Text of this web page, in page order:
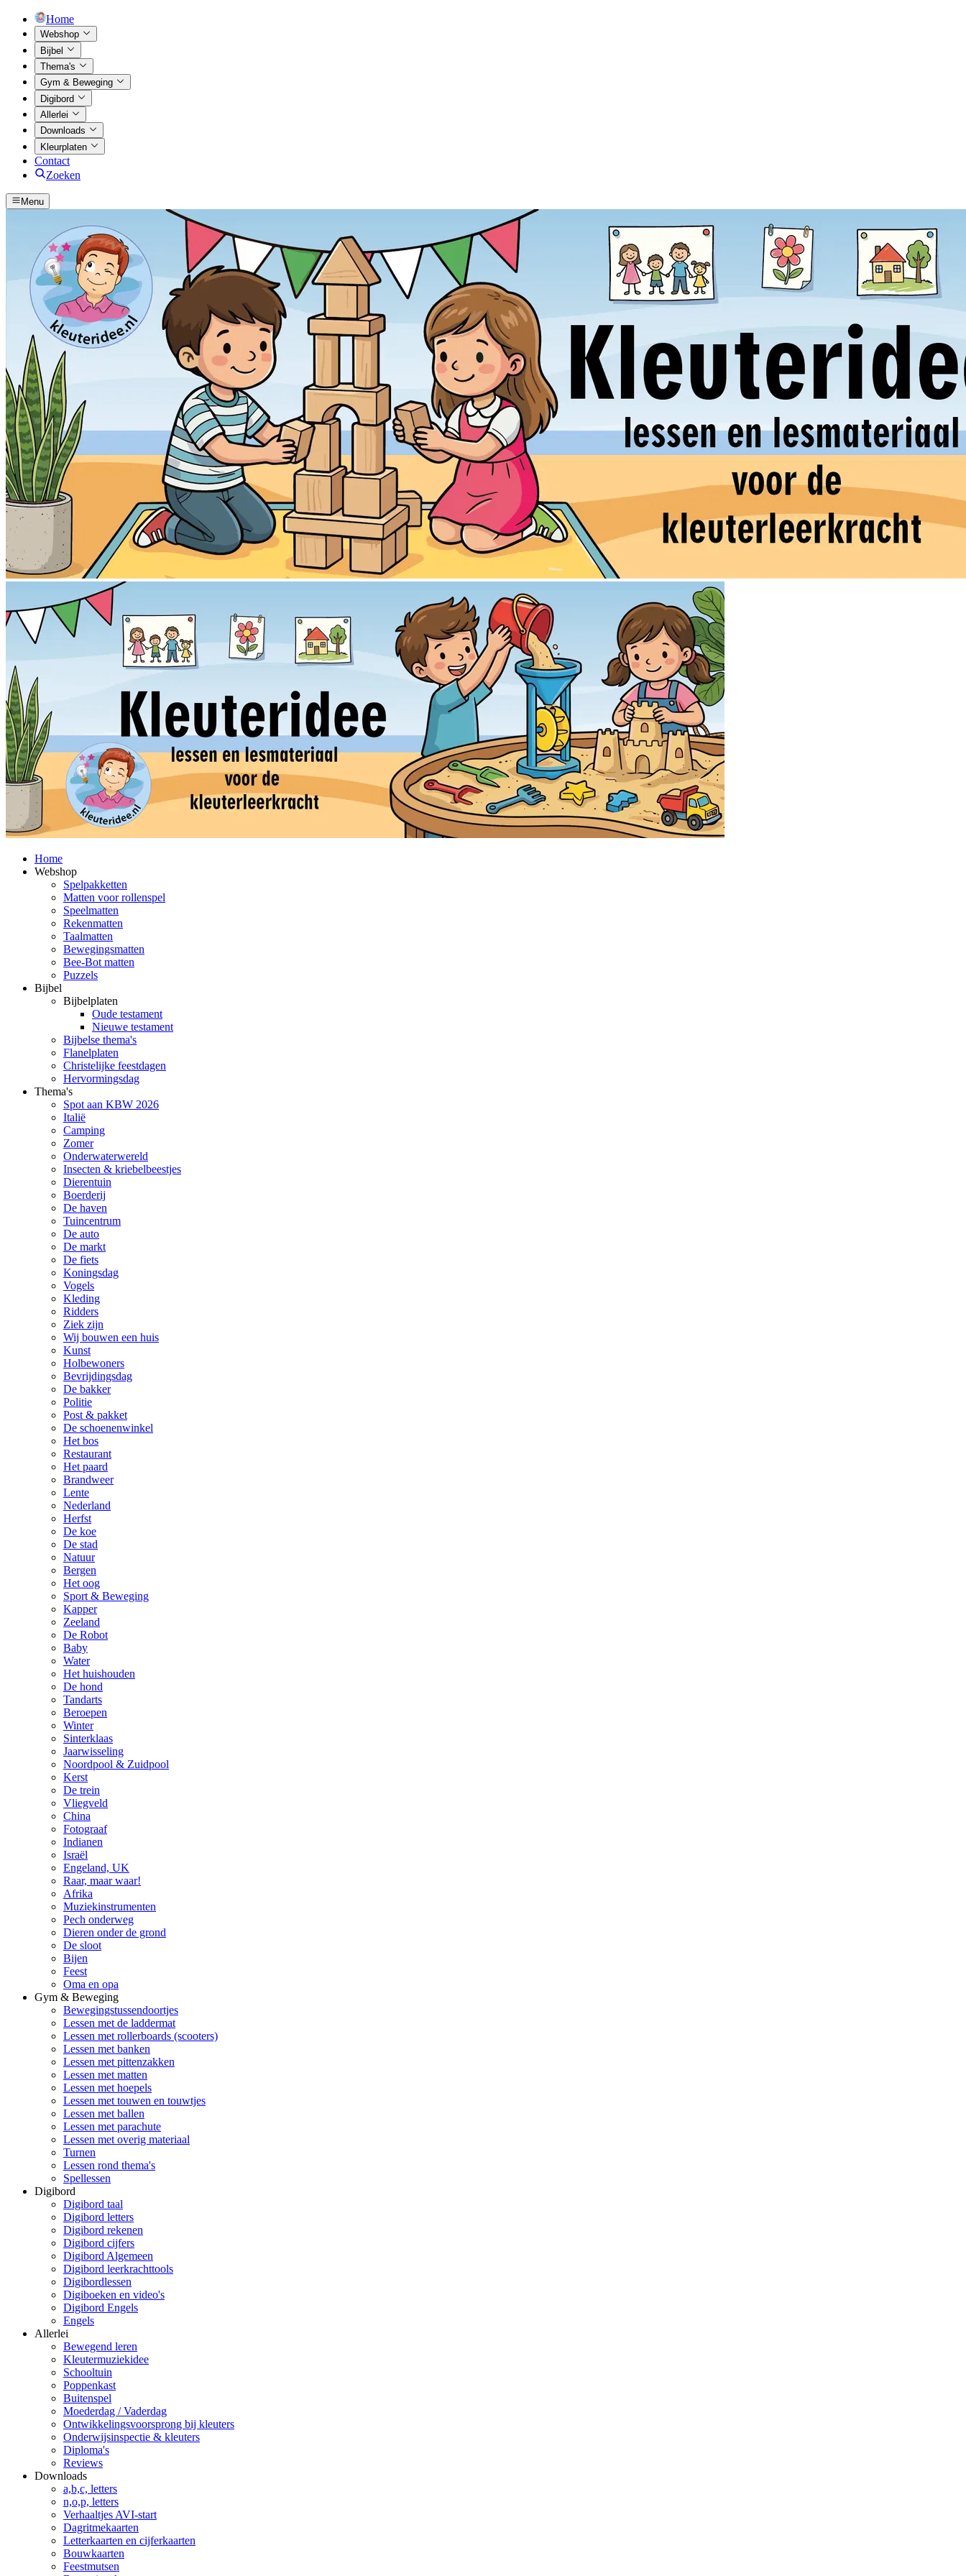
Home
Webshop
Bijbel
Thema's
Gym & Beweging
Digibord
Allerlei
Downloads
Kleurplaten
Contact
Zoeken
Menu
Home
Webshop
Spelpakketten
Matten voor rollenspel
Speelmatten
Rekenmatten
Taalmatten
Bewegingsmatten
Bee-Bot matten
Puzzels
Bijbel
Bijbelplaten
Oude testament
Nieuwe testament
Bijbelse thema's
Flanelplaten
Christelijke feestdagen
Hervormingsdag
Thema's
Spot aan KBW 2026
Italië
Camping
Zomer
Onderwaterwereld
Insecten & kriebelbeestjes
Dierentuin
Boerderij
De haven
Tuincentrum
De auto
De markt
De fiets
Koningsdag
Vogels
Kleding
Ridders
Ziek zijn
Wij bouwen een huis
Kunst
Holbewoners
Bevrijdingsdag
De bakker
Politie
Post & pakket
De schoenenwinkel
Het bos
Restaurant
Het paard
Brandweer
Lente
Nederland
Herfst
De koe
De stad
Natuur
Bergen
Het oog
Sport & Beweging
Kapper
Zeeland
De Robot
Baby
Water
Het huishouden
De hond
Tandarts
Beroepen
Winter
Sinterklaas
Jaarwisseling
Noordpool & Zuidpool
Kerst
De trein
Vliegveld
China
Fotograaf
Indianen
Israël
Engeland, UK
Raar, maar waar!
Afrika
Muziekinstrumenten
Pech onderweg
Dieren onder de grond
De sloot
Bijen
Feest
Oma en opa
Gym & Beweging
Bewegingstussendoortjes
Lessen met de laddermat
Lessen met rollerboards (scooters)
Lessen met banken
Lessen met pittenzakken
Lessen met matten
Lessen met hoepels
Lessen met touwen en touwtjes
Lessen met ballen
Lessen met parachute
Lessen met overig materiaal
Turnen
Lessen rond thema's
Spellessen
Digibord
Digibord taal
Digibord letters
Digibord rekenen
Digibord cijfers
Digibord Algemeen
Digibord leerkrachttools
Digibordlessen
Digiboeken en video's
Digibord Engels
Engels
Allerlei
Bewegend leren
Kleutermuziekidee
Schooltuin
Poppenkast
Buitenspel
Moederdag / Vaderdag
Ontwikkelingsvoorsprong bij kleuters
Onderwijsinspectie & kleuters
Diploma's
Reviews
Downloads
a,b,c, letters
n,o,p, letters
Verhaaltjes AVI-start
Dagritmekaarten
Letterkaarten en cijferkaarten
Bouwkaarten
Feestmutsen